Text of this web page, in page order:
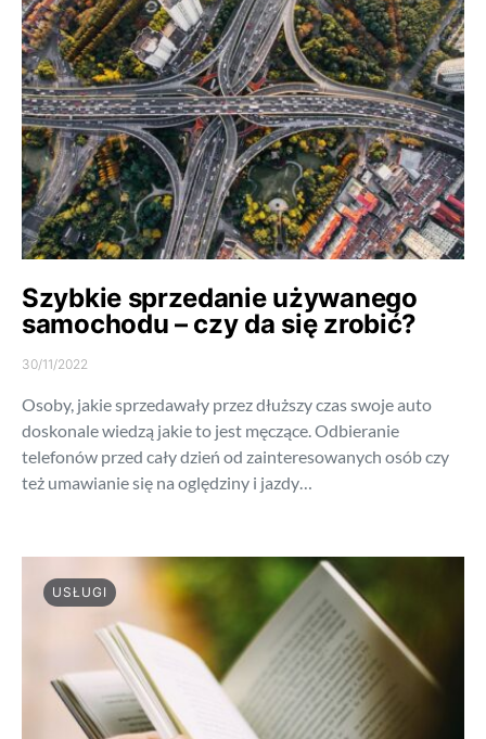
Szybkie sprzedanie używanego
samochodu – czy da się zrobić?
30/11/2022
Osoby, jakie sprzedawały przez dłuższy czas swoje auto
doskonale wiedzą jakie to jest męczące. Odbieranie
telefonów przed cały dzień od zainteresowanych osób czy
też umawianie się na oględziny i jazdy…
USŁUGI